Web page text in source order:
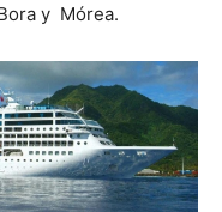
y Mórea.